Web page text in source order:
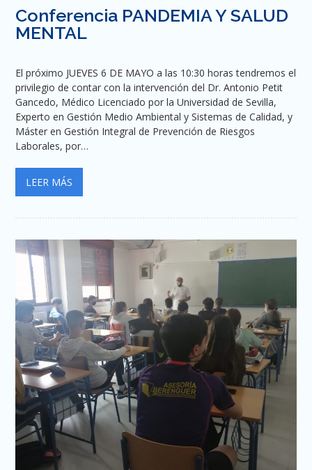
Conferencia PANDEMIA Y SALUD
MENTAL
El próximo JUEVES 6 DE MAYO a las 10:30 horas tendremos el
privilegio de contar con la intervención del Dr. Antonio Petit
Gancedo, Médico Licenciado por la Universidad de Sevilla,
Experto en Gestión Medio Ambiental y Sistemas de Calidad, y
Máster en Gestión Integral de Prevención de Riesgos
Laborales, por…
LEER MÁS